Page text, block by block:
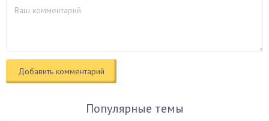
Популярные темы